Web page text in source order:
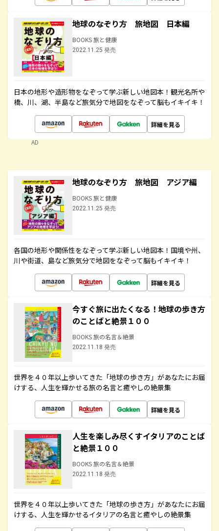
地球のなぞり方 旅地図 日本編
BOOKS 旅と健康
2022.11.25 発売
日本の地形や造形物をなぞって学ぶ新しい地図本！観光名所や
橋、川、湖、半島など旅気分で地図をなぞって脳もイキイキ！
詳細を見る
AD
地球のなぞり方 旅地図 アジア編
BOOKS 旅と健康
2022.11.25 発売
各国の地形や関係性をなぞって学ぶ新しい地図本！国境や州、
川や街道、島など旅気分で地図をなぞって脳もイキイキ！
詳細を見る
今すぐ旅に出たくなる！地球の歩き方
のことばと絶景１００
BOOKS 旅の名言＆絶景
2022.11.18 発売
世界を４０年以上歩いてきた「地球の歩き方」があなたにお届
けする、人生を輝かせる旅の名言と癒やしの絶景集
詳細を見る
人生を楽しみ尽くすイタリアのことば
と絶景１００
BOOKS 旅の名言＆絶景
2022.11.18 発売
世界を４０年以上歩いてきた「地球の歩き方」があなたにお届
けする、人生を輝かせるイタリアの名言と癒やしの絶景集